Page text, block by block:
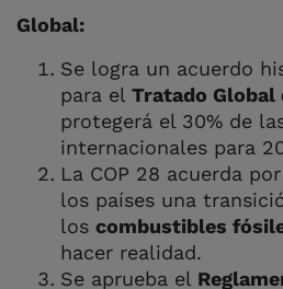
Global:
Se logra un acuerdo
para el Tratado Global
protegerá el 30% de
internacionales para
La COP 28 acuerda
los países una
los combustibles
hacer realidad.
Se aprueba el